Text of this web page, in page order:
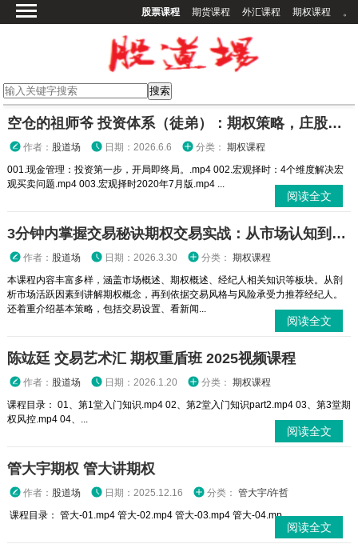
股票课程 期货课程 外汇课程 期权课程 。
期货课程
期权课程
外汇课程
高校课程
空仓的祖师爷 投资体系（徒弟）：期权策略，庄股策略
作者： 股道场 日期：2026.6.6 分类： 期权课程
001.现金管理：投资第一步，开局即终局。.mp4 002.宏观择时：4个维度解决宏
观买卖问题.mp4 003.宏观择时2020年7月版.mp4 ...
阅读全文
3分钟内掌握交易秘诀期权交易实战：从市场认知到策略执行全攻略
作者： 股道场 日期：2026.3.30 分类： 期权课程
本课程内容丰富多样，涵盖市场概述、期权概述、经纪人相关知识等板块。从剖
析市场活跃因素到讲解期权概念，再到依据交易风格与风险承受力推荐经纪人。
还着重介绍基本策略，包括交易设置、看新闻...
阅读全文
陈竑廷 交易艺术汇 期权重盾班 2025视频课程
作者： 股道场 日期：2026.1.20 分类： 期权课程
课程目录： 01、第1堂入门知识.mp4 02、第2堂入门知识part2.mp4 03、第3堂期
权风控.mp4 04、...
阅读全文
管大宇期权 管大讲期权
作者： 股道场 日期：2025.12.16 分类： 管大宇/许哲
课程目录： 管大-01.mp4 管大-02.mp4 管大-03.mp4 管大-04.mp...
阅读全文